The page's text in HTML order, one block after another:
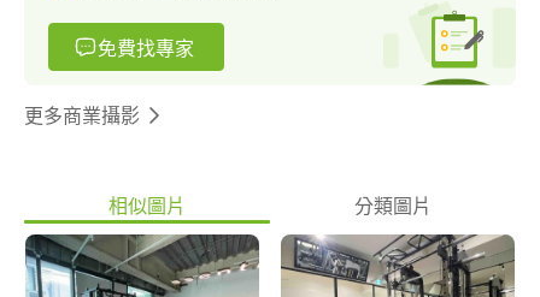
免費找專家
更多商業攝影
相似圖片 分類圖片